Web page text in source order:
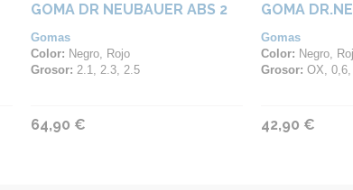
GOMA DR NEUBAUER ABS 2
Gomas
Color: Negro, Rojo
Grosor: 2.1, 2.3, 2.5
64,90 €
GOMA
Gomas
Color: Negro,
Grosor: OX,
42,90 €